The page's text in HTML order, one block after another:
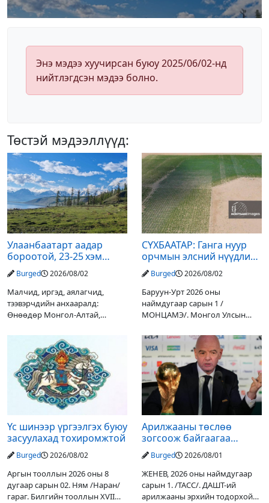
Энэ мэдээ хуучирсан буюу 2025/06/02-нд
нийтлэгдсэн мэдээ болно.
Төстэй мэдээллүүд:
Улаанбаатарт аадар
бороотой, 23-25 хэм
дулаан байна
Burged 2026/08/02
Малчид, иргэд, аялагчид,
тээвэрчдийн анхааралд:
Өнөөдөр Монгол-Алтай,
уулархаг нутгаар бороо, дуу
цахилгаантай аадар бороо
орох тул голуудын усны
түвшин нэмэгдэх, нөөлөг
СҮХБААТАР: Ганга нуур
орчмын элсний нүүдлийг
зогсоох туршилтын ажил
үр дүнгээ өгч эхэлжээ
Burged 2026/08/02
Баруун-Урт 2026 оны
наймдугаар сарын 1 /
МОНЦАМЭ/. Монгол Улсын
Дарьгангын Ганга нуурыг
сэргээн, хамгаалах төслийг
улсын төсвийн хөрөнгө
оруулалтаар хийж буй.
Төслийн
Үс шинээр үргээлгэх буюу
засуулахад тохиромжтой
Burged 2026/08/02
Аргын тооллын 2026 оны 8
дугаар сарын 02. Ням /Наран/
гараг. Билгийн тооллын XVII
Арилжааны төслөө
зогсоож байгаагаа
Ж.Инфантино мэдэгдэв
Burged 2026/08/01
ЖЕНЕВ, 2026 оны наймдугаар
сарын 1. /ТАСС/. ДАШТ-ий
арилжааны эрхийн тодорхой